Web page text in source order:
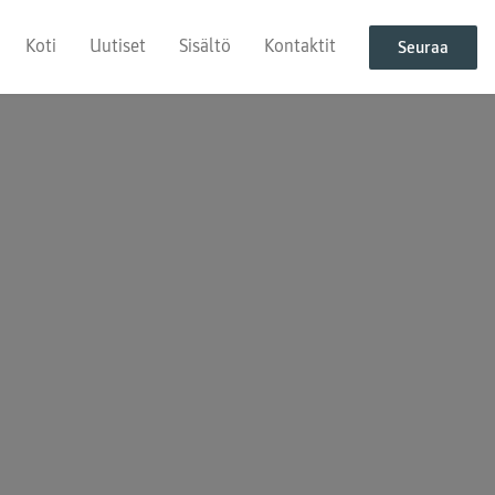
Koti Uutiset Sisältö Kontaktit Seuraa